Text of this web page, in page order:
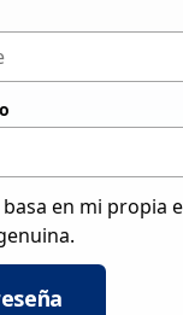
basa en mi propia